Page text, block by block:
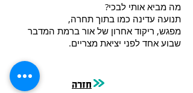
מה מביא אותי לבכי?
תנועה עדינה כמו בתוך תחרה,
מפגש, ריקוד אחרון של אור ברמת המדבר
שבוע אחד לפני יציאת מצריים.
חזרה